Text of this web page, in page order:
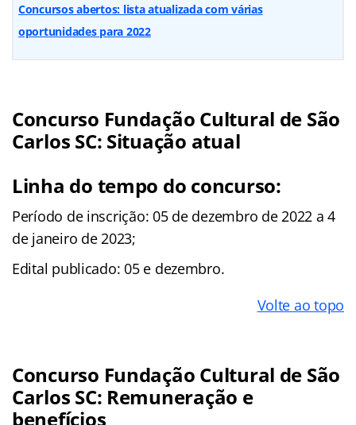
Concursos abertos: lista atualizada com várias
oportunidades para 2022
Concurso Fundação Cultural de São
Carlos SC: Situação atual
Linha do tempo do concurso:
Período de inscrição: 05 de dezembro de 2022 a 4
de janeiro de 2023;
Edital publicado: 05 e dezembro.
Volte ao topo
Concurso Fundação Cultural de São
Carlos SC: Remuneração e
benefícios